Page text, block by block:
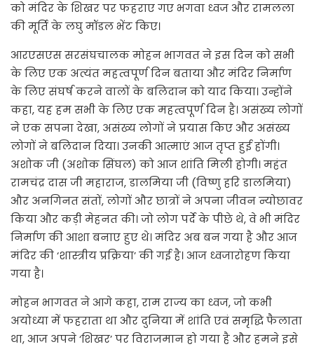
को मंदिर के शिखर पर फहराए गए भगवा ध्वज और रामलला
की मूर्ति के लघु मॉडल भेंट किए।
आरएसएस सरसंघचालक मोहन भागवत ने इस दिन को सभी
के लिए एक अत्यंत महत्वपूर्ण दिन बताया और मंदिर निर्माण
के लिए संघर्ष करने वालों के बलिदान को याद किया। उन्होंने
कहा, यह हम सभी के लिए एक महत्वपूर्ण दिन है। असंख्य लोगों
ने एक सपना देखा, असंख्य लोगों ने प्रयास किए और असंख्य
लोगों ने बलिदान दिया। उनकी आत्माएं आज तृप्त हुई होंगी।
अशोक जी (अशोक सिंघल) को आज शांति मिली होगी। महंत
रामचंद्र दास जी महाराज, डालमिया जी (विष्णु हरि डालमिया)
और अनगिनत संतों, लोगों और छात्रों ने अपना जीवन न्योछावर
किया और कड़ी मेहनत की। जो लोग पर्दे के पीछे थे, वे भी मंदिर
निर्माण की आशा बनाए हुए थे। मंदिर अब बन गया है और आज
मंदिर की ‘शास्त्रीय प्रक्रिया’ की गई है। आज ध्वजारोहण किया
गया है।
मोहन भागवत ने आगे कहा, राम राज्य का ध्वज, जो कभी
अयोध्या में फहराता था और दुनिया में शांति एवं समृद्धि फैलाता
था, आज अपने ‘शिखर’ पर विराजमान हो गया है और हमने इसे